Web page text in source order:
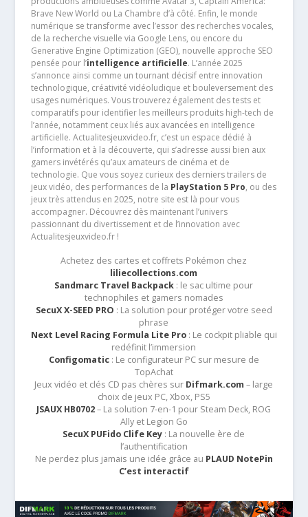
Brave New World ou La Chambre d’à côté. Enfin, le monde
numérique se transforme avec l’essor des recherches vocales,
de la recherche visuelle via Google Lens, ou encore du
Generative Engine Optimization (GEO), nouvelle approche SEO
pensée pour l’intelligence artificielle. L’année 2025
s’annonce ainsi comme un tournant décisif entre innovation
technologique, créativité vidéoludique et bouleversement des
usages numériques. Vous trouverez également des tests et
comparatifs pour identifier les meilleurs produits high-tech de
l’année, notamment ceux liés aux avancées en intelligence
artificielle. Actualitesjeuxvideo.fr, c’est un espace dédié à
l’information et à la découverte, qui s’adresse aussi bien aux
gamers invétérés qu’aux amateurs de cinéma et de
technologie. Que vous soyez curieux des derniers trailers de
jeux vidéo, des performances de la PlayStation 5 Pro, ou des
jeux très attendus en 2025, notre site est là pour vous
accompagner. Découvrez dès maintenant l’univers
passionnant du divertissement et de l’innovation avec
Actualitesjeuxvideo.fr !
Achetez des cartes et coffrets Pokémon chez
liliecollections.com
Sandmarc Travel Backpack : le sac ultime pour
technophiles et gamers nomades
SecuX X-SEED PRO : La solution pour protéger votre seed
phrase
Next Level Racing Formula Lite Pro: Le cockpit pliable qui
redéfinit l’immersion
Configomatic: Le configurateur PC sur mesure de
TopAchat
Jeux vidéo et clés CD pas chères sur Difmark.com – large
choix de jeux PC, Xbox, PS5
JSAUX HB0702– La solution 7-en-1 pour Steam Deck, ROG
Ally et Legion Go
SecuX PUFido Clife Key : La nouvelle ère de
l’authentification
Ne perdez plus jamais une idée grâce au PLAUD NotePin
C’est interactif